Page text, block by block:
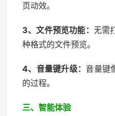
页动效。
3、文件预览功能： 无需
种格式的文件预览。
4、 音量键升级：音量键
的过程。
三、智能体验